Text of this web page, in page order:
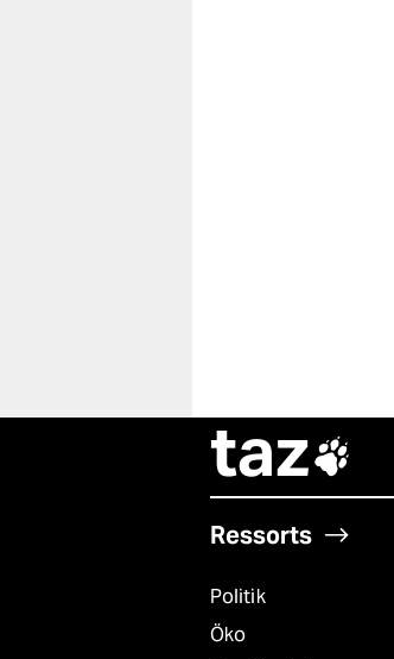
taz
Ressorts
Politik
Öko